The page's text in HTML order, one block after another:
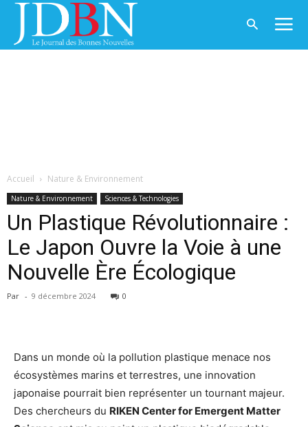
Accueil Nature & Environnement
Nature & Environnement Sciences & Technologies
Un Plastique Révolutionnaire :
Le Japon Ouvre la Voie à une
Nouvelle Ère Écologique
Par - 9 décembre 2024 0
Dans un monde où la pollution plastique menace nos
écosystèmes marins et terrestres, une innovation
japonaise pourrait bien représenter un tournant majeur.
Des chercheurs du RIKEN Center for Emergent Matter